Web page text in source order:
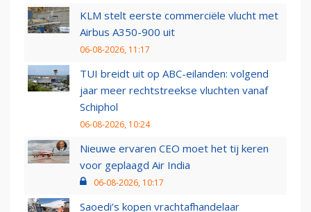
KLM stelt eerste commerciële vlucht met
Airbus A350-900 uit
06-08-2026, 11:17
TUI breidt uit op ABC-eilanden: volgend
jaar meer rechtstreekse vluchten vanaf
Schiphol
06-08-2026, 10:24
Nieuwe ervaren CEO moet het tij keren
voor geplaagd Air India
06-08-2026, 10:17
Saoedi’s kopen vrachtafhandelaar